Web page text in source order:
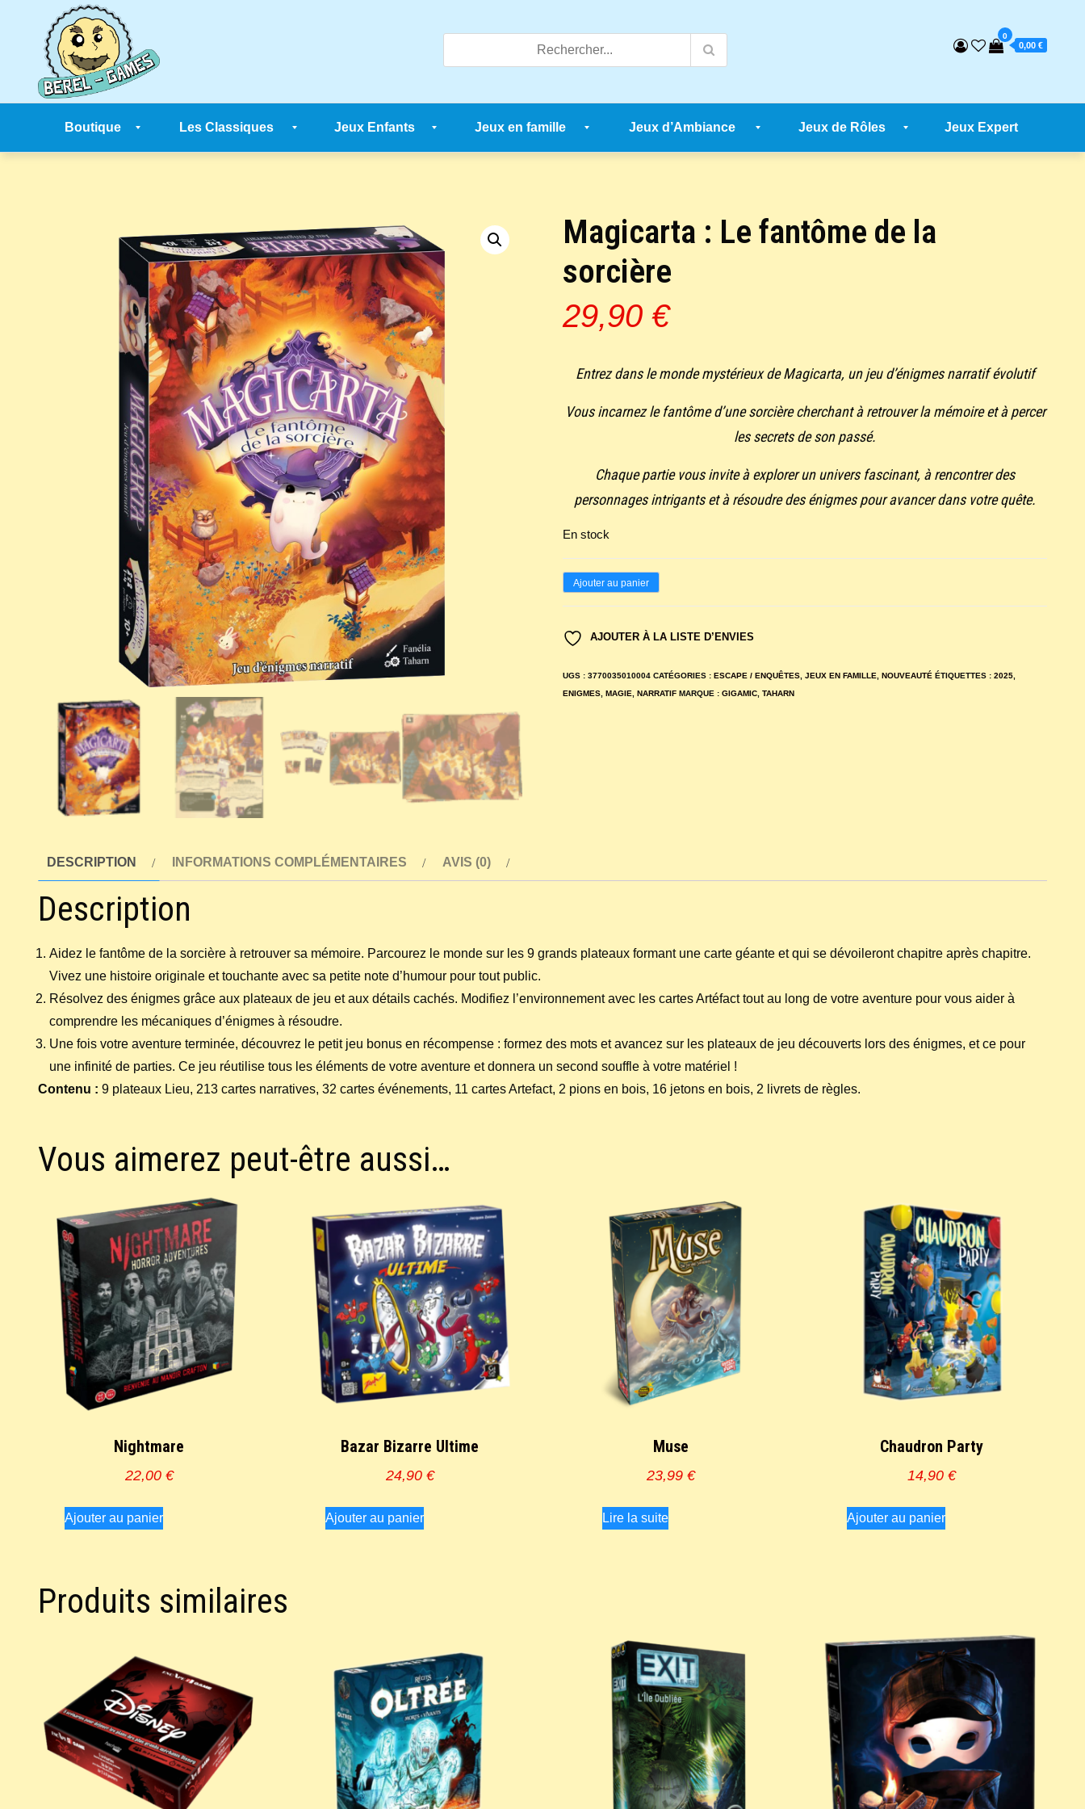
0
0,00 €
Boutique Les Classiques Jeux Enfants Jeux en famille Jeux d’Ambiance Jeux de Rôles Jeux Expert
Magicarta : Le fantôme de la
sorcière
29,90 €
Entrez dans le monde mystérieux de Magicarta, un jeu d’énigmes narratif évolutif
Vous incarnez le fantôme d’une sorcière cherchant à retrouver la mémoire et à percer
les secrets de son passé.
Chaque partie vous invite à explorer un univers fascinant, à rencontrer des
personnages intrigants et à résoudre des énigmes pour avancer dans votre quête.
En stock
quantité
de
Le
fantôme
Ajouter au panier
AJOUTER À LA LISTE D’ENVIES
UGS : 3770035010004 CATÉGORIES : ESCAPE / ENQUÊTES JEUX EN FAMILLE NOUVEAUTÉ ÉTIQUETTES : 2025
ENIGMES MAGIE NARRATIF MARQUE : GIGAMIC TAHARN
DESCRIPTION INFORMATIONS COMPLÉMENTAIRES AVIS (0)
Description
Aidez le fantôme de la sorcière à retrouver sa mémoire. Parcourez le monde sur les 9 grands plateaux formant une carte géante et qui se dévoileront chapitre après chapitre.
Vivez une histoire originale et touchante avec sa petite note d’humour pour tout public.
Résolvez des énigmes grâce aux plateaux de jeu et aux détails cachés. Modifiez l’environnement avec les cartes Artéfact tout au long de votre aventure pour vous aider à
comprendre les mécaniques d’énigmes à résoudre.
Une fois votre aventure terminée, découvrez le petit jeu bonus en récompense : formez des mots et avancez sur les plateaux de jeu découverts lors des énigmes, et ce pour
une infinité de parties. Ce jeu réutilise tous les éléments de votre aventure et donnera un second souffle à votre matériel !
Contenu : 9 plateaux Lieu, 213 cartes narratives, 32 cartes événements, 11 cartes Artefact, 2 pions en bois, 16 jetons en bois, 2 livrets de règles.
Vous aimerez peut-être aussi…
Nightmare
22,00 €
Ajouter au panier
Bazar Bizarre Ultime
24,90 €
Ajouter au panier
Muse
23,99€
Lire la suite
Chaudron Party
14,90€
Ajouter au panier
Produits similaires